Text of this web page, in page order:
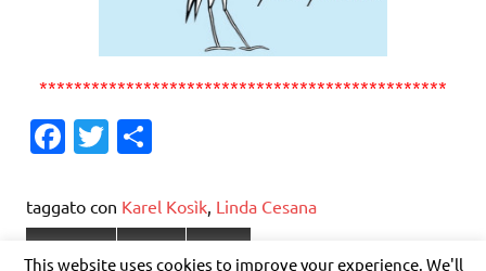
***********************************************
Fa
e
b
T
it
te
n
di
taggato con Karel Kosìk, Linda Cesana
Filosofia Saggi Testi
This website uses cookies to improve your experience. We'll